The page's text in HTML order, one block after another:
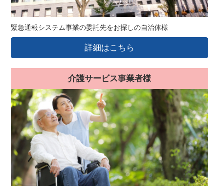
緊急通報システム事業の委託先をお探しの自治体様
詳細はこちら
介護サービス事業者様